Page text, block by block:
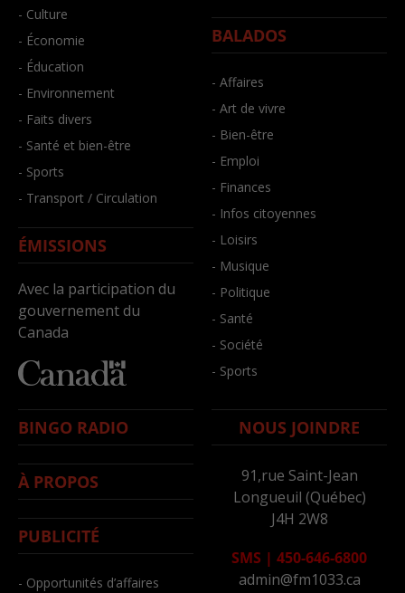
- Culture
- Économie
- Éducation
- Environnement
- Faits divers
- Santé et bien-être
- Sports
- Transport / Circulation
ÉMISSIONS
Avec la participation du
gouvernement du
Canada
BALADOS
- Affaires
- Art de vivre
- Bien-être
- Emploi
- Finances
- Infos citoyennes
- Loisirs
- Musique
- Politique
- Santé
- Société
- Sports
BINGO RADIO
À PROPOS
PUBLICITÉ
- Opportunités d’affaires
NOUS JOINDRE
91,rue Saint-Jean
Longueuil (Québec)
J4H 2W8
SMS | 450-646-6800
admin@fm1033.ca